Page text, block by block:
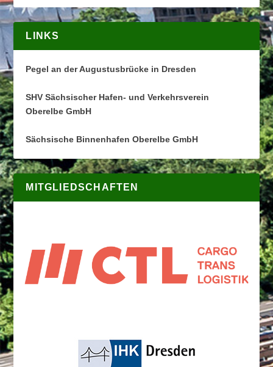
LINKS
Pegel an der Augustusbrücke in Dresden
SHV Sächsischer Hafen- und Verkehrsverein
Oberelbe GmbH
Sächsische Binnenhafen Oberelbe GmbH
MITGLIEDSCHAFTEN